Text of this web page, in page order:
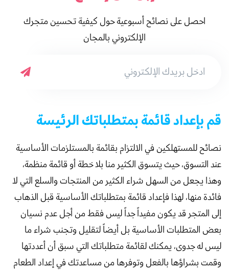
احصل على نصائح أسبوعية حول كيفية تحسين متجرك
الإلكتروني بالمجان
قم بإعداد قائمة بمتطلباتك الرئيسة
نصائح للمستهلكين في الالتزام بقائمة بالمستلزمات الأساسية
عند التسوق، حيث يتسوق الكثير منا بلا خطة أو قائمة منظمة،
وهذا يجعل من السهل شراء الكثير من المنتجات والسلع التي لا
فائدة منها، لهذا فإعداد قائمة بمتطلباتك الأساسية قبل الذهاب
إلى المتجر قد يكون مفيداً جداً ليس فقط من أجل عدم نسيان
بعض المتطلبات الأساسية بل أيضاً لتقليل وتجنب شراء ما
ليس له جدوى، يمكنك لقائمة متطلباتك التي سبق أن أعددتها
وقمت بشراؤها بالفعل وتوفرها من مساعدتك في إعداد الطعام